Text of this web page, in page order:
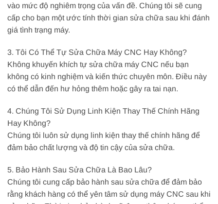
vào mức độ nghiêm trọng của vấn đề. Chúng tôi sẽ cung
cấp cho bạn một ước tính thời gian sửa chữa sau khi đánh
giá tình trạng máy.
3. Tôi Có Thể Tự Sửa Chữa Máy CNC Hay Không?
Không khuyến khích tự sửa chữa máy CNC nếu bạn
không có kinh nghiệm và kiến thức chuyên môn. Điều này
có thể dẫn đến hư hỏng thêm hoặc gây ra tai nạn.
4. Chúng Tôi Sử Dụng Linh Kiện Thay Thế Chính Hãng
Hay Không?
Chúng tôi luôn sử dụng linh kiện thay thế chính hãng để
đảm bảo chất lượng và độ tin cậy của sửa chữa.
5. Bảo Hành Sau Sửa Chữa Là Bao Lâu?
Chúng tôi cung cấp bảo hành sau sửa chữa để đảm bảo
rằng khách hàng có thể yên tâm sử dụng máy CNC sau khi